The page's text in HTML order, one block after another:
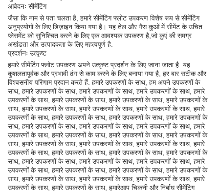
आवेदनः सीमेंटिंग
जैसा कि नाम से पता चलता है, हमारे सीमेंटिंग फ्लोट उपकरण विशेष रूप से सीमेंटिंग
अनुप्रयोगों के लिए डिज़ाइन किया गया है। यह तेल और गैस कुओं में सीमेंट के उचित
प्लेसमेंट को सुनिश्चित करने के लिए एक आवश्यक उपकरण है,जो कुएं की समग्र
अखंडता और उत्पादकता के लिए महत्वपूर्ण है.
प्रदर्शनः उत्कृष्ट
हमारे सीमेंटिंग फ्लोट उपकरण अपने उत्कृष्ट प्रदर्शन के लिए जाना जाता है. यह
कुशलतापूर्वक और प्रभावी ढंग से काम करने के लिए बनाया गया है, हर बार सटीक और
विश्वसनीय परिणाम प्रदान करते हैं. हमारे उपकरणों के साथ, हम अपने उपकरणों के
साथ, हमारे उपकरणों के साथ, हमारे उपकरणों के साथ, हमारे उपकरणों के साथ, हमारे
उपकरणों के साथ, हमारे उपकरणों के साथ, हमारे उपकरणों के साथ, हमारे उपकरणों के
साथ, हमारे उपकरणों के साथ, हमारे उपकरणों के साथ, हमारे उपकरणों के साथ, हमारे
उपकरणों के साथ, हमारे उपकरणों के साथ, हमारे उपकरणों के साथ, हमारे उपकरणों के
साथ, हमारे उपकरणों के साथ, हमारे उपकरणों के साथ, हमारे उपकरणों के साथ, हमारे
उपकरणों के साथ, हमारे उपकरणों के साथ, हमारे उपकरणों के साथ, हमारे उपकरणों के
साथ, हमारे उपकरणों के साथ, हमारे उपकरणों के साथ, हमारे उपकरणों के साथ, हमारे
उपकरणों के साथ, हमारे उपकरणों के साथ, हमारे उपकरणों के साथ, हमारे उपकरणों के
साथ, हमारे उपकरणों के साथ, हमारे उपकरणों के साथ, हमारे उपकरणों के साथ, हमारे
उपकरणों के साथ, हमारे उपकरणों के साथ, हमारे उपकरणों के साथ, हमारे उपकरणों के
साथ, हमारे उपकरणों के साथ, हमारे उपकरणों के साथ, हमारे उपकरणों के साथ, हमारे
उपकरणों के साथ, हमारे उपकरणों के साथ, हमारेआप चिकनी और निर्बाध सीमेंटिंग